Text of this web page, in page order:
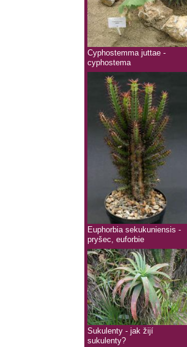
Cyphostemma juttae -
cyphostema
Euphorbia sekukuniensis -
pryšec, euforbie
Sukulenty - jak žijí
sukulenty?